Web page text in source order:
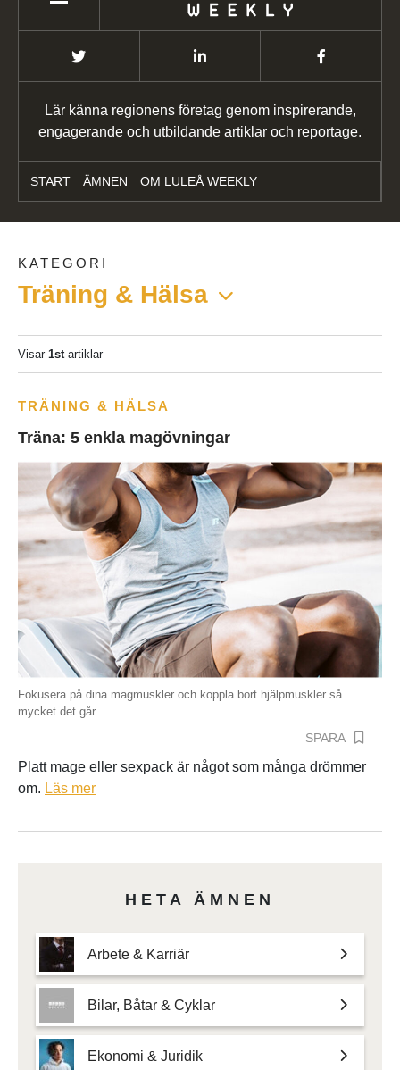
Lär känna regionens företag genom inspirerande,
engagerande och utbildande artiklar och reportage.
START ÄMNEN OM LULEÅ WEEKLY
KATEGORI
Träning & Hälsa
Visar 1startiklar
TRÄNING & HÄLSA
Träna: 5 enkla magövningar
Fokusera på dina magmuskler och koppla bort hjälpmuskler så
mycket det går.
SPARA
Platt mage eller sexpack är något som många drömmer
om. Läs mer
HETA ÄMNEN
Arbete & Karriär
Bilar, Båtar & Cyklar
Ekonomi & Juridik